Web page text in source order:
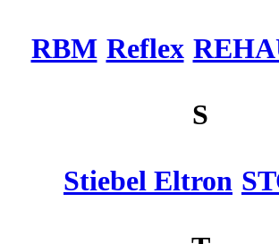
RBM Reflex
S
Stiebel Eltron